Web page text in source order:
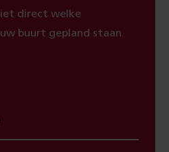
direct welke
buurt gepland staan.